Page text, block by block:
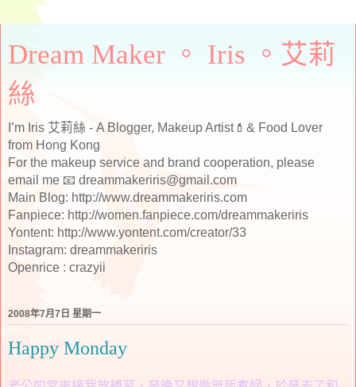
Dream Maker 。 Iris 。艾莉
絲
I’m Iris 艾莉絲 - A Blogger, Makeup Artist💄& Food Lover
from Hong Kong
For the makeup service and brand cooperation, please
email me 📧 dreammakeriris@gmail.com
Main Blog: http://www.dreammakeriris.com
Fanpiece: http://women.fanpiece.com/dreammakeriris
Yontent: http://www.yontent.com/creator/33
Instagram: dreammakeriris
Openrice : crazyii
2008年7月7日 星期一
Happy Monday